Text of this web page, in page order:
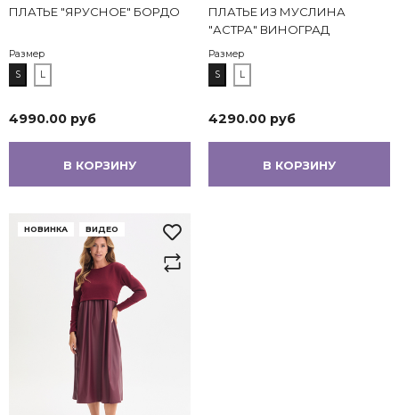
ПЛАТЬЕ "ЯРУСНОЕ" БОРДО
Размер
S
L
4990.00 руб
В КОРЗИНУ
ПЛАТЬЕ ИЗ МУСЛИНА
"АСТРА" ВИНОГРАД
Размер
S
L
4290.00 руб
В КОРЗИНУ
НОВИНКА ВИДЕО